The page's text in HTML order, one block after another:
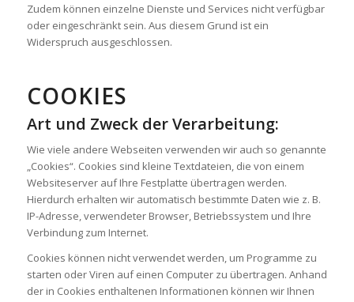
Zudem können einzelne Dienste und Services nicht verfügbar
oder eingeschränkt sein. Aus diesem Grund ist ein
Widerspruch ausgeschlossen.
COOKIES
Art und Zweck der Verarbeitung:
Wie viele andere Webseiten verwenden wir auch so genannte
„Cookies“. Cookies sind kleine Textdateien, die von einem
Websiteserver auf Ihre Festplatte übertragen werden.
Hierdurch erhalten wir automatisch bestimmte Daten wie z. B.
IP-Adresse, verwendeter Browser, Betriebssystem und Ihre
Verbindung zum Internet.
Cookies können nicht verwendet werden, um Programme zu
starten oder Viren auf einen Computer zu übertragen. Anhand
der in Cookies enthaltenen Informationen können wir Ihnen